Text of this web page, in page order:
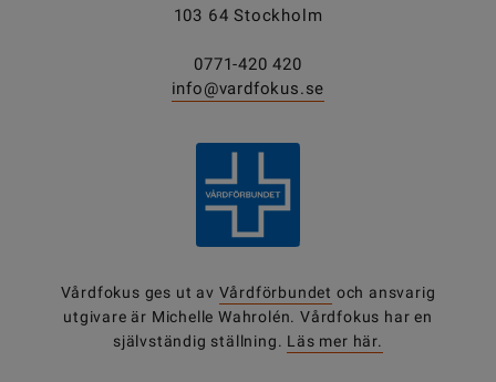
103 64 Stockholm
0771-420 420
info@vardfokus.se
Vårdfokus ges ut av Vårdförbundet och ansvarig
utgivare är Michelle Wahrolén. Vårdfokus har en
självständig ställning. Läs mer här.